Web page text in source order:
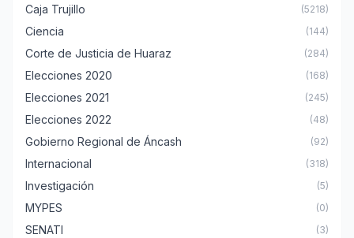
Caja Trujillo (5218)
Ciencia (144)
Corte de Justicia de Huaraz (284)
Elecciones 2020 (168)
Elecciones 2021 (245)
Elecciones 2022 (48)
Gobierno Regional de Áncash (92)
Internacional (318)
Investigación (5)
MYPES (0)
SENATI (3)